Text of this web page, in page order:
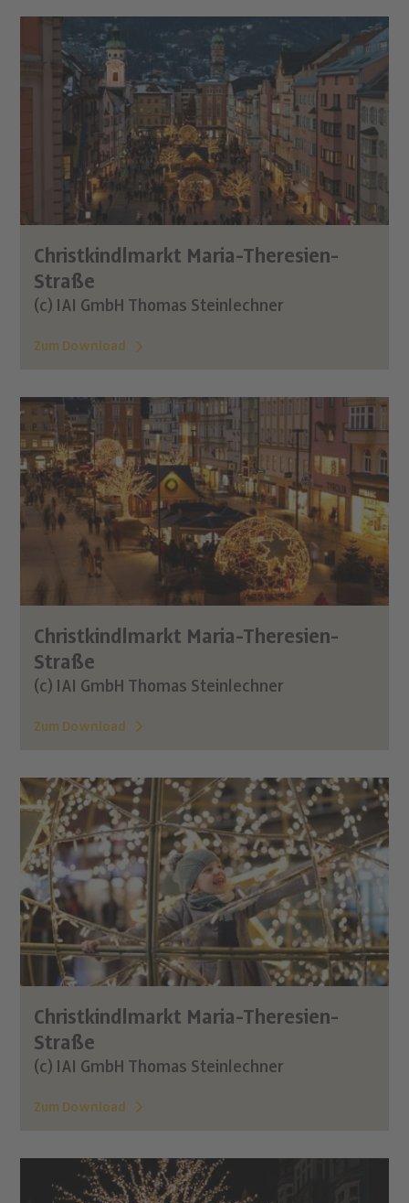
Christkindlmarkt Maria-Theresien-
Straße
(c) IAI GmbH Thomas Steinlechner
Zum Download
Christkindlmarkt Maria-Theresien-
Straße
(c) IAI GmbH Thomas Steinlechner
Zum Download
Christkindlmarkt Maria-Theresien-
Straße
(c) IAI GmbH Thomas Steinlechner
Zum Download